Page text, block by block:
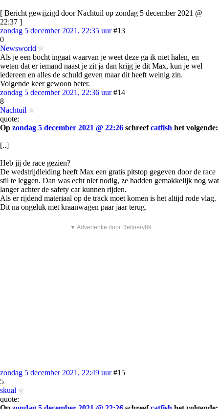
[ Bericht gewijzigd door Nachtuil op zondag 5 december 2021 @
22:37 ]
zondag 5 december 2021, 22:35 uur #13
0
Newsworld
Als je een bocht ingaat waarvan je weet deze ga ik niet halen, en
weten dat er iemand naast je zit ja dan krijg je dit Max, kun je wel
iedereen en alles de schuld geven maar dit heeft weinig zin.
Volgende keer gewoon beter.
zondag 5 december 2021, 22:36 uur #14
8
Nachtuil
quote:
Op zondag 5 december 2021 @ 22:26 schreefcatfish het volgende:
[..]
Heb jij de race gezien?
De wedstrijdleiding heeft Max een gratis pitstop gegeven door de race
stil te leggen. Dan was echt niet nodig, ze hadden gemakkelijk nog wat
langer achter de safety car kunnen rijden.
Als er rijdend materiaal op de track moet komen is het altijd rode vlag.
Dit na ongeluk met kraanwagen paar jaar terug.
▼ Advertentie door Refinery89
zondag 5 december 2021, 22:49 uur #15
5
skual
quote:
Opzondag 5 december 2021 @ 22:26schreefcatfishhet volgende: